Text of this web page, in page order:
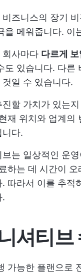
즈니스의 장기
을 메워줍니다.
회사마다 다르게
도 있습니다. 다른
일 수 있습니다.
할 가치가 있는
재 위치와 업계의
니다.
는 일상적인 운
하는 데 시간이
따라서 이를 추적
.
셔티브
가능한 플랜으로